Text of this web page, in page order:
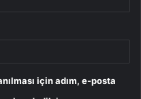
için adım, e-posta